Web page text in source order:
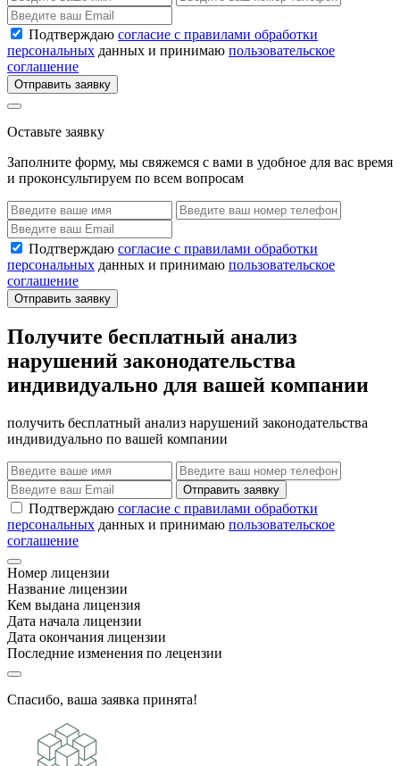
Подтверждаю согласие с правилами обработки
персональных данных и принимаю пользовательское
соглашение
Отправить заявку
Оставьте заявку
Заполните форму, мы свяжемся с вами в удобное для вас время
и проконсультируем по всем вопросам
Подтверждаю согласие с правилами обработки
персональных данных и принимаю пользовательское
соглашение
Отправить заявку
Получите бесплатный анализ
нарушений законодательства
индивидуально для вашей компании
получить бесплатный анализ нарушений законодательства
индивидуально по вашей компании
Отправить заявку
Подтверждаю согласие с правилами обработки
персональных данных и принимаю пользовательское
соглашение
Номер лицензии
Название лицензии
Кем выдана лицензия
Дата начала лицензии
Дата окончания лицензии
Последние изменения по лецензии
Спасибо, ваша заявка принята!